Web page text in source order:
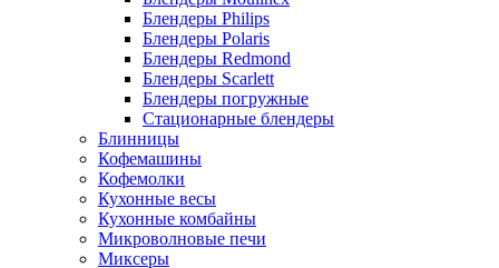
Блендеры Philips
Блендеры Polaris
Блендеры Redmond
Блендеры Scarlett
Блендеры погружные
Стационарные блендеры
Блинницы
Кофемашины
Кофемолки
Кухонные весы
Кухонные комбайны
Микроволновые печи
Миксеры